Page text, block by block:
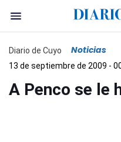
Diario de Cuyo Noticias
13 de septiembre de 2009 -
A Penco se le